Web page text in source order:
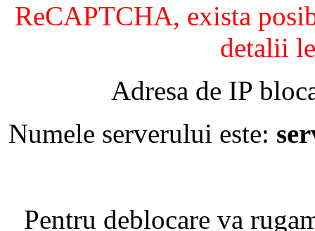
ReCAPTCHA, exista
detalii
Adresa de IP
Numele serverului este:
Pentru deblocare va